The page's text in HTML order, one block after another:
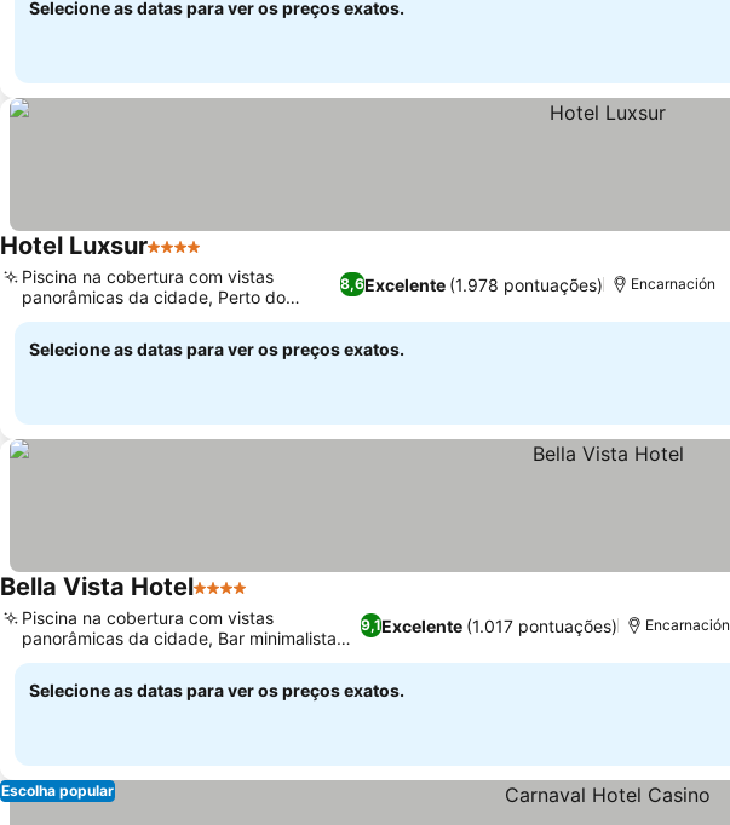
Selecione as datas para ver os preços exatos.
Hotel Luxsur4 Estrelas
8,6Excelente (1.978 pontuações)
Piscina na cobertura com vistas
panorâmicas da cidade, Perto do
terminal de ônibus
Encarnación
Selecione as datas para ver os preços exatos.
Bella Vista Hotel4 Estrelas
9,1Excelente (1.017 pontuações)
Piscina na cobertura com vistas
panorâmicas da cidade, Bar minimalista
chique para relaxar
Encarnación
Selecione as datas para ver os preços exatos.
Escolha popular